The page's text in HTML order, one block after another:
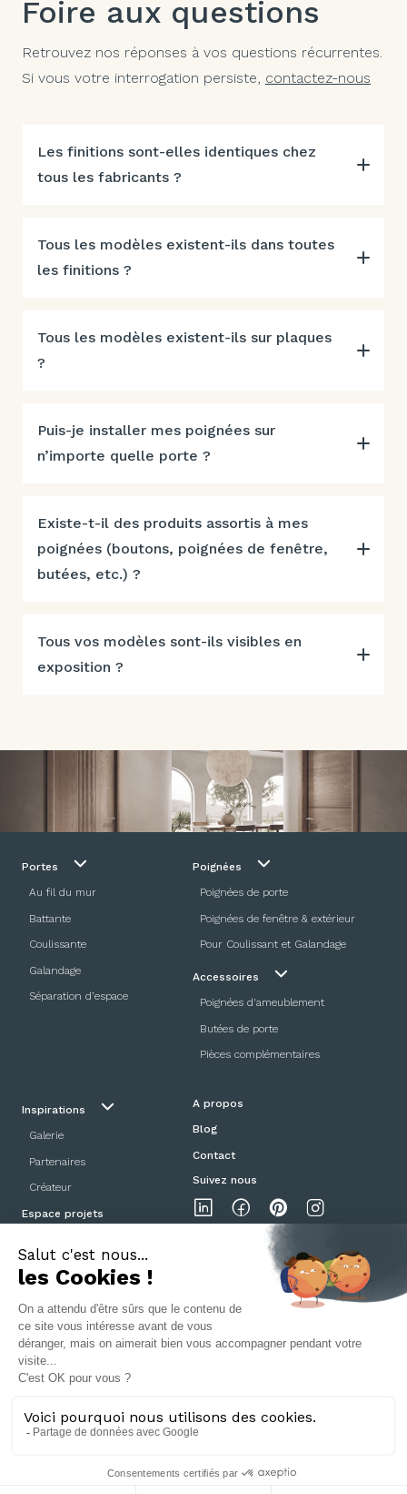
Foire aux questions
Retrouvez nos réponses à vos questions récurrentes.
Si vous votre interrogation persiste, contactez-nous
Les finitions sont-elles identiques chez
tous les fabricants ?
Tous les modèles existent-ils dans toutes
les finitions ?
Tous les modèles existent-ils sur plaques
?
Puis-je installer mes poignées sur
n’importe quelle porte ?
Existe-t-il des produits assortis à mes
poignées (boutons, poignées de fenêtre,
butées, etc.) ?
Tous vos modèles sont-ils visibles en
exposition ?
Portes
Au fil du mur
Battante
Coulissante
Galandage
Séparation d’espace
Poignées
Poignées de porte
Poignées de fenêtre & extérieur
Pour Coulissant et Galandage
Accessoires
Poignées d'ameublement
Butées de porte
Pièces complémentaires
Inspirations
Galerie
Partenaires
Créateur
Espace projets
A propos
Blog
Contact
Suivez nous
Mentions légalesPolitique de confidentialitéCGV